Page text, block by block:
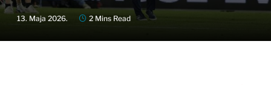
13. Maja 2026. 2 Mins Read